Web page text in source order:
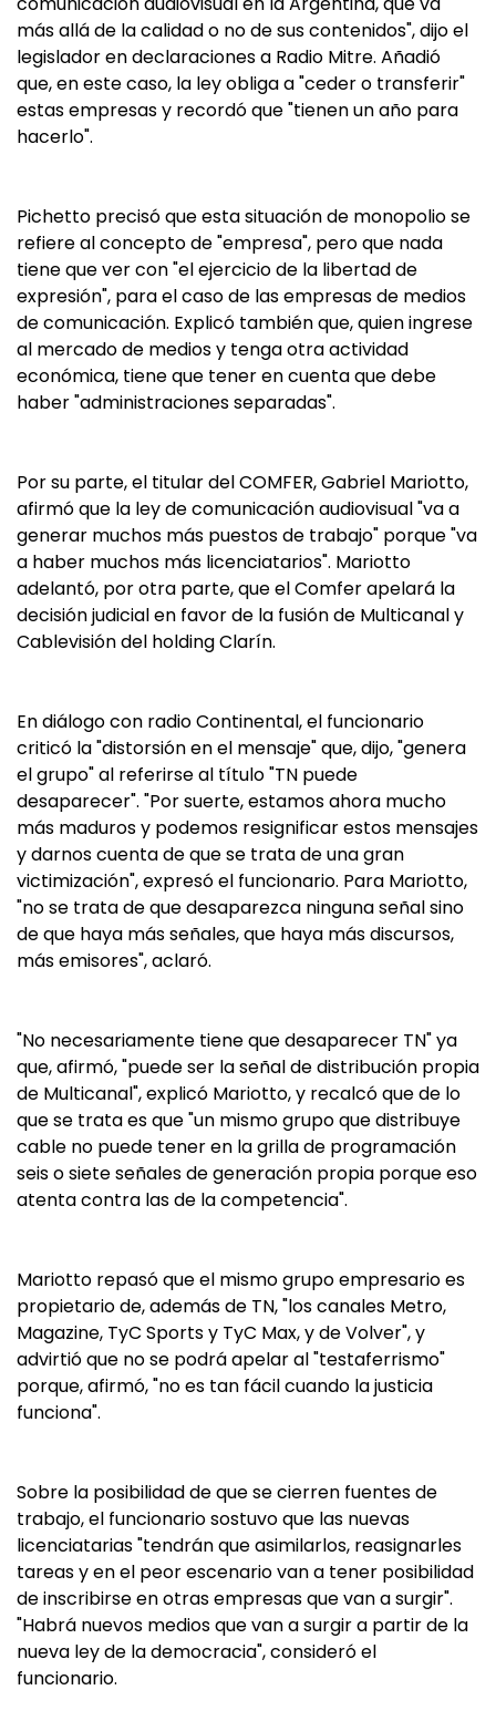
más allá de la calidad o no de sus contenidos", dijo el
legislador en declaraciones a Radio Mitre. Añadió
que, en este caso, la ley obliga a "ceder o transferir"
estas empresas y recordó que "tienen un año para
hacerlo".
Pichetto precisó que esta situación de monopolio se
refiere al concepto de "empresa", pero que nada
tiene que ver con "el ejercicio de la libertad de
expresión", para el caso de las empresas de medios
de comunicación. Explicó también que, quien ingrese
al mercado de medios y tenga otra actividad
económica, tiene que tener en cuenta que debe
haber "administraciones separadas".
Por su parte, el titular del COMFER, Gabriel Mariotto,
afirmó que la ley de comunicación audiovisual "va a
generar muchos más puestos de trabajo" porque "va
a haber muchos más licenciatarios". Mariotto
adelantó, por otra parte, que el Comfer apelará la
decisión judicial en favor de la fusión de Multicanal y
Cablevisión del holding Clarín.
En diálogo con radio Continental, el funcionario
criticó la "distorsión en el mensaje" que, dijo, "genera
el grupo" al referirse al título "TN puede
desaparecer". "Por suerte, estamos ahora mucho
más maduros y podemos resignificar estos mensajes
y darnos cuenta de que se trata de una gran
victimización", expresó el funcionario. Para Mariotto,
"no se trata de que desaparezca ninguna señal sino
de que haya más señales, que haya más discursos,
más emisores", aclaró.
"No necesariamente tiene que desaparecer TN" ya
que, afirmó, "puede ser la señal de distribución propia
de Multicanal", explicó Mariotto, y recalcó que de lo
que se trata es que "un mismo grupo que distribuye
cable no puede tener en la grilla de programación
seis o siete señales de generación propia porque eso
atenta contra las de la competencia".
Mariotto repasó que el mismo grupo empresario es
propietario de, además de TN, "los canales Metro,
Magazine, TyC Sports y TyC Max, y de Volver", y
advirtió que no se podrá apelar al "testaferrismo"
porque, afirmó, "no es tan fácil cuando la justicia
funciona".
Sobre la posibilidad de que se cierren fuentes de
trabajo, el funcionario sostuvo que las nuevas
licenciatarias "tendrán que asimilarlos, reasignarles
tareas y en el peor escenario van a tener posibilidad
de inscribirse en otras empresas que van a surgir".
"Habrá nuevos medios que van a surgir a partir de la
nueva ley de la democracia", consideró el
funcionario.